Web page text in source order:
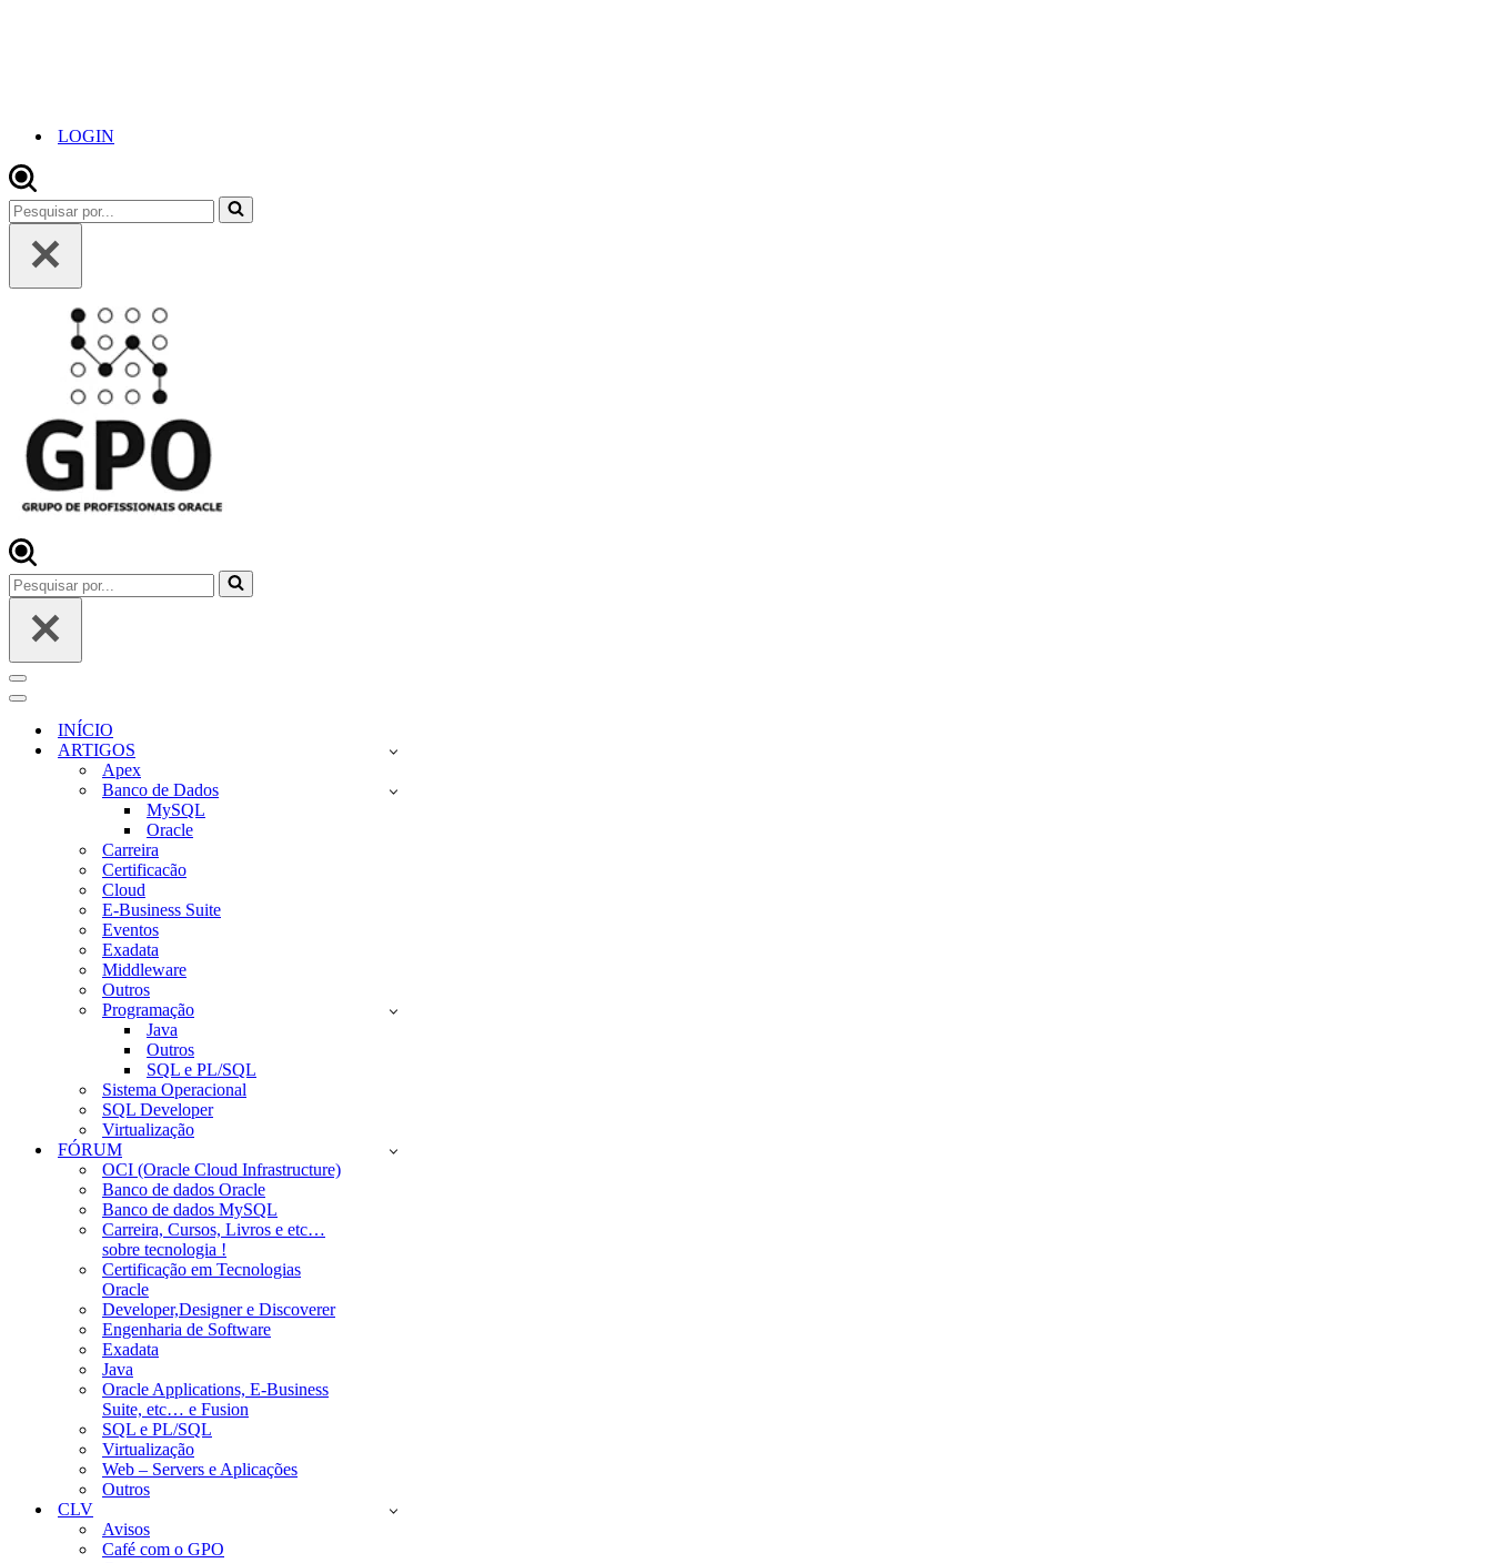
LOGIN
Pesquisar
por...
Pesquisar
por...
Menu
de
navegação
Menu
navegaçãoINÍCIO
ARTIGOS
Apex
Banco de Dados
MySQL
Oracle
Carreira
Certificacão
Cloud
E-Business Suite
Eventos
Exadata
Middleware
Outros
Programação
Java
Outros
SQL e PL/SQL
Sistema Operacional
SQL Developer
Virtualização
FÓRUM
OCI (Oracle Cloud Infrastructure)
Banco de dados Oracle
Banco de dados MySQL
Carreira, Cursos, Livros e etc…
sobre tecnologia !
Certificação em Tecnologias
Oracle
Developer,Designer e Discoverer
Engenharia de Software
Exadata
Java
Oracle Applications, E-Business
Suite, etc… e Fusion
SQL e PL/SQL
Virtualização
Web – Servers e Aplicações
Outros
CLV
Avisos
Café com o GPO